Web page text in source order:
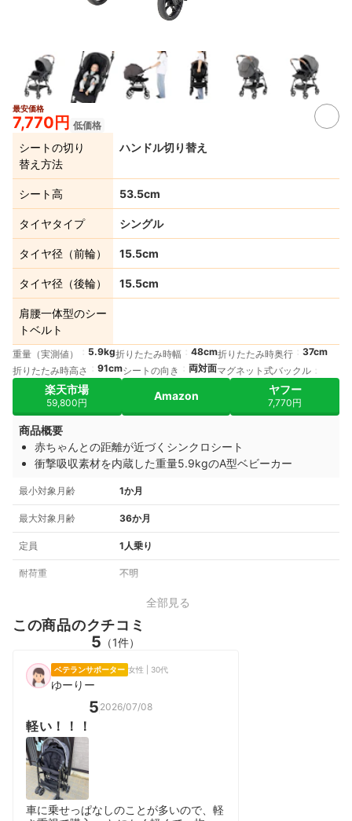
最安価格
7,770円 低価格
シートの切り
替え方法
ハンドル切り替え
シート高 53.5cm
タイヤタイプ シングル
タイヤ径（前輪） 15.5cm
タイヤ径（後輪） 15.5cm
肩腰一体型のシー
トベルト
重量（実測値） 5.9kg折りたたみ時幅 48cm折りたたみ時奥行
37cm
折りたたみ時高さ
91cmシートの向き 両対面マグネット式バックル
楽天市場
59,800円
Amazon ヤフー
7,770円
商品概要
赤ちゃんとの距離が近づくシンクロシート
衝撃吸収素材を内蔵した重量5.9kgのA型ベビーカー
最小対象月齢 1か月
最大対象月齢 36か月
定員 1人乗り
耐荷重 不明
全部見る
この商品のクチコミ
5 （1件）
ベテランサポーター 女性 | 30代
ゆーりー
5 2026/07/08
軽い！！！
車に乗せっぱなしのことが多いので、軽